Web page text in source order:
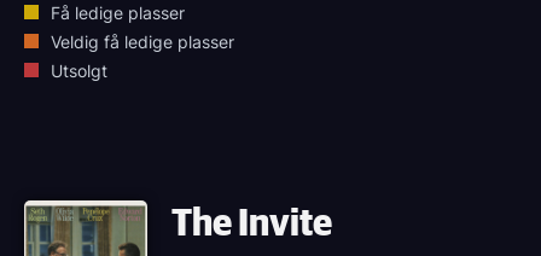
Få ledige plasser
Veldig få ledige plasser
Utsolgt
The Invite